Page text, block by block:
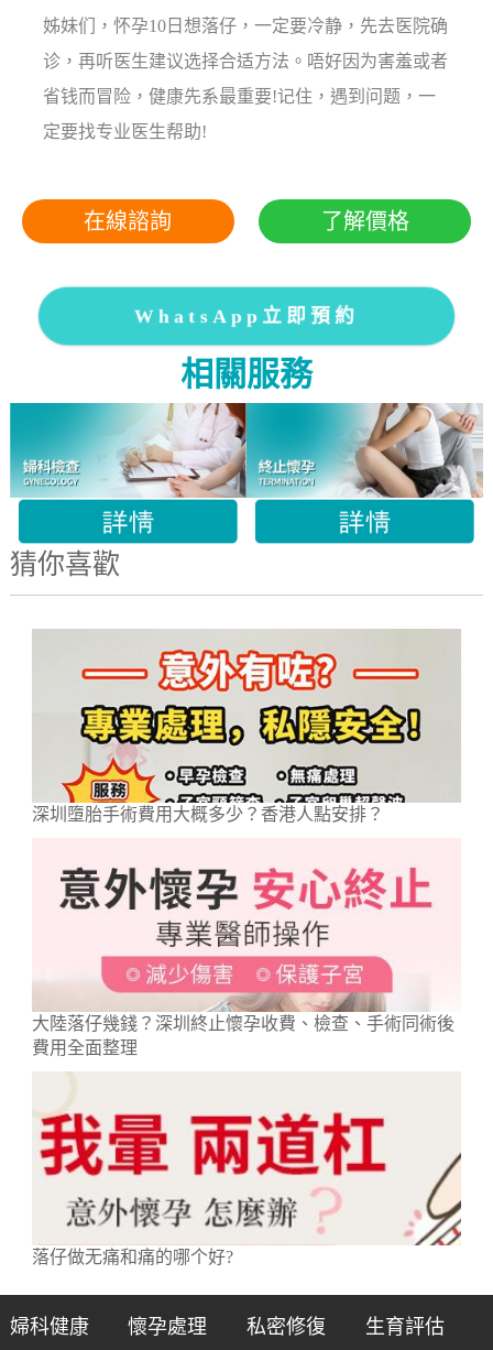
姊妹们，怀孕10日想落仔，一定要冷静，先去医院确
诊，再听医生建议选择合适方法。唔好因为害羞或者
省钱而冒险，健康先系最重要!记住，遇到问题，一
定要找专业医生帮助!
在線諮詢 了解價格
WhatsApp立即預約
相關服務
猜你喜歡
深圳墮胎手術費用大概多少？香港人點安排？
大陸落仔幾錢？深圳終止懷孕收費、檢查、手術同術後
費用全面整理
落仔做无痛和痛的哪个好?
婦科健康 懷孕處理 私密修復 生育評估